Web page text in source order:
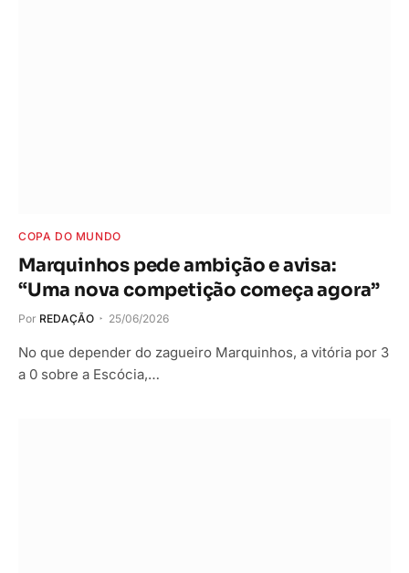
COPA DO MUNDO
Marquinhos pede ambição e avisa:
“Uma nova competição começa agora”
Por REDAÇÃO 25/06/2026
No que depender do zagueiro Marquinhos, a vitória por 3
a 0 sobre a Escócia,…